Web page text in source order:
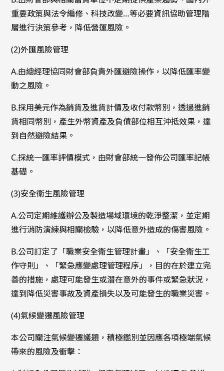
重要政策與法令編修、科技改變…等必要資訊協助管理階
層進行決策參考，降低營運風險。
(2)外匯風險管理
A.由總經理協同財會部負責外匯避險操作，以降低匯率變
動之風險。
B.採用美元作為銷貨及進貨計價及收付款幣別，透過進銷
貨相同幣別，產生外幣資產及負債部位相互沖抵效果，達
到自然避險結果。
C.採統一匯率評價模式，由財會部統一發佈公司匯率記帳
基礎。
(3)安全衛生風險管理
A.公司定期維護辦公及製造場域環境的乾淨整潔，並定期
進行消防演練與相關檢驗，以降低意外造成的傷害風險。
B.公司訂定了「職業安全衛生管理計畫」、「安全衛生工
作守則」、「緊急應變處理管理程序」，目的在於建立完
善的措施，處理可能發生或潛在意外的事件或緊急狀況，
達到降低災害事故及資產損失以及可能發生的職業災害。
(4)氣候變遷風險管理
本公司關注氣候變遷議題，積極鑑別並因應各項極端氣候
帶來的風險及衝擊：